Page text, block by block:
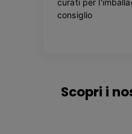
Scopri i